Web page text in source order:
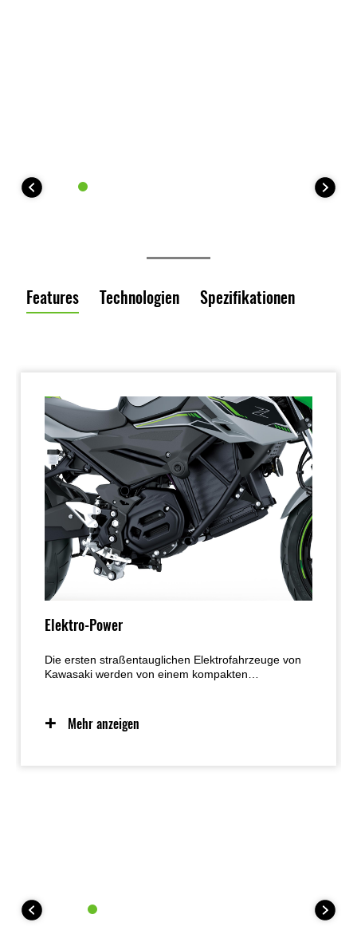
Features Technologien Spezifikationen
Elektro-Power
Die ersten straßentauglichen Elektrofahrzeuge von
Kawasaki werden von einem kompakten
Ansprechverhalten im unteren Drehzahlbereich
bietet. Vom Fahrer wählbare Leistungsstufen tragen
Mehr anzeigen